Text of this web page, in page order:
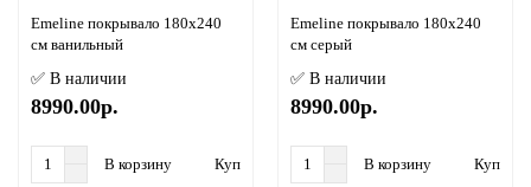
Emeline покрывало 180х240
см ванильный
✅ В наличии
8990.00р.
В корзину Купить в 1 клик
Emeline покрывало 180х240
см серый
✅ В наличии
8990.00р.
В корзину Купить